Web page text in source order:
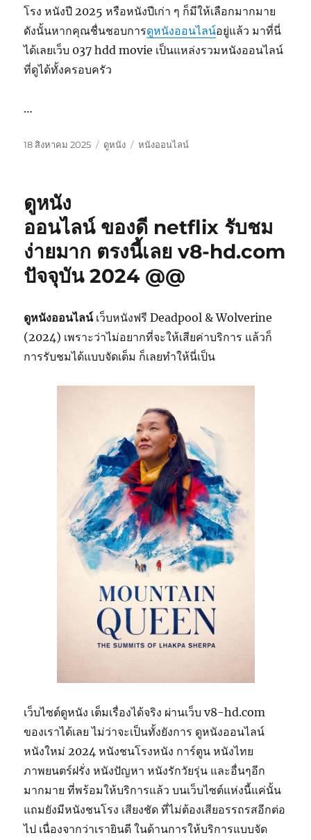
โรง หนังปี 2025 หรือหนังปีเก่า ๆ ก็มีให้เลือกมากมาย
ดังนั้นหากคุณชื่นชอบการดูหนังออนไลน์อยู่แล้ว มาที่นี่
ได้เลยเว็บ 037 hdd movie เป็นแหล่งรวมหนังออนไลน์
ที่ดูได้ทั้งครอบครัว
…
เขียน
18 สิงหาคม 2025
หมวด
ดูหนัง
ป้าย
หนังออนไลน์
ดูหนัง
ออนไลน์ ของดี netflix รับชม
ง่ายมาก ตรงนี้เลย v8-hd.com
ปัจจุบัน 2024 @@
ดูหนังออนไลน์เว็บหนังฟรี Deadpool & Wolverine
(2024) เพราะว่าไม่อยากที่จะให้เสียค่าบริการ แล้วก็
การรับชมได้แบบจัดเต็ม ก็เลยทำให้นี่เป็น
เว็บไซต์ดูหนัง เต็มเรื่องได้จริง ผ่านเว็บ v8-hd.com
ของเราได้เลย ไม่ว่าจะเป็นทั้งยังการ ดูหนังออนไลน์
หนังใหม่ 2024 หนังชนโรงหนัง การ์ตูน หนังไทย
ภาพยนตร์ฝรั่ง หนังปัญหา หนังรักวัยรุ่น และอื่นๆอีก
มากมาย ที่พร้อมให้บริการแล้ว บนเว็บไซต์แห่งนี้แค่นั้น
แถมยังมีหนังชนโรง เสียงชัด ที่ไม่ต้องเสียอรรถรสอีกต่อ
ไป เนื่องจากว่าเรายินดี ในด้านการให้บริการแบบจัด